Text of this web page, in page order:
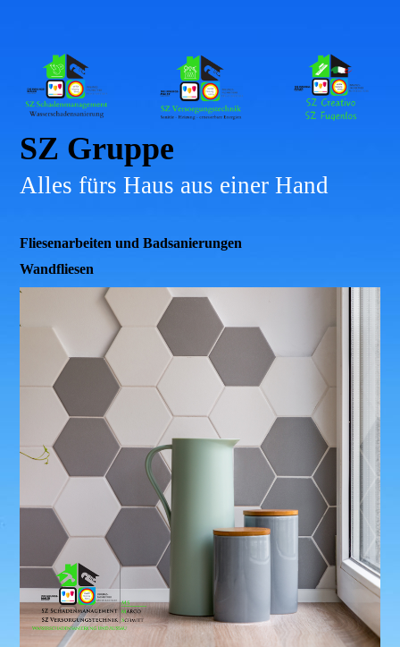
SZ Gruppe
Alles fürs Haus aus einer Hand
Fliesenarbeiten und Badsanierungen
Wandfliesen